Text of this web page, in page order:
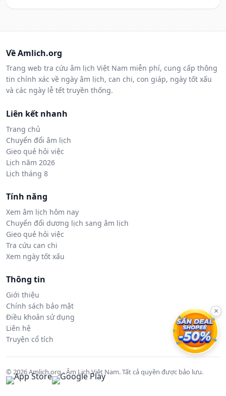
Về Amlich.org
Trang web tra cứu âm lịch Việt Nam miễn phí, cung cấp thông
tin chính xác về ngày âm lịch, can chi, con giáp, ngày tốt xấu
và các ngày lễ tết truyền thống.
Liên kết nhanh
Trang chủ
Chuyển đổi âm lịch
Gieo quẻ hỏi việc
Lịch năm 2026
Lịch tháng 8
Tính năng
Xem âm lịch hôm nay
Chuyển đổi dương lịch sang âm lịch
Gieo quẻ hỏi việc
Tra cứu can chi
Xem ngày tốt xấu
Thông tin
Giới thiệu
Chính sách bảo mật
Điều khoản sử dụng
Liên hệ
Truyện cổ tích
© 2026 Amlich.org - Âm Lịch Việt Nam. Tất cả quyền được bảo lưu.
×